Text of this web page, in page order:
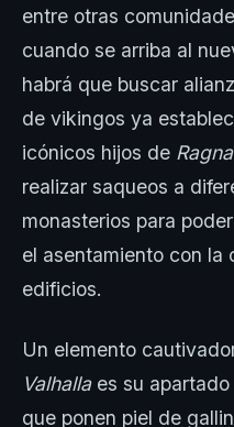
entre otras
cuando se arriba al
habrá que buscar
de vikingos ya
icónicos hijos de
realizar saqueos a
monasterios para
el asentamiento con la
edificios.
Un elemento
Valhallaes su
que ponen piel de